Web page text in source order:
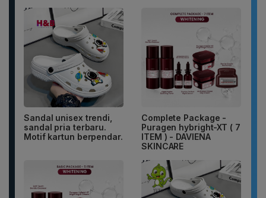
Sandal unisex trendi,
sandal pria terbaru.
Motif kartun berpendar.
Complete Package -
Puragen hybright-XT ( 7
ITEM ) - DAVIENA
SKINCARE